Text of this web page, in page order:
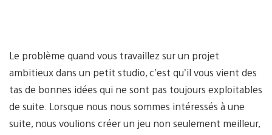
Le problème quand vous travaillez sur un projet
ambitieux dans un petit studio, c’est qu’il vous vient des
tas de bonnes idées qui ne sont pas toujours exploitables
de suite. Lorsque nous nous sommes intéressés à une
suite, nous voulions créer un jeu non seulement meilleur,